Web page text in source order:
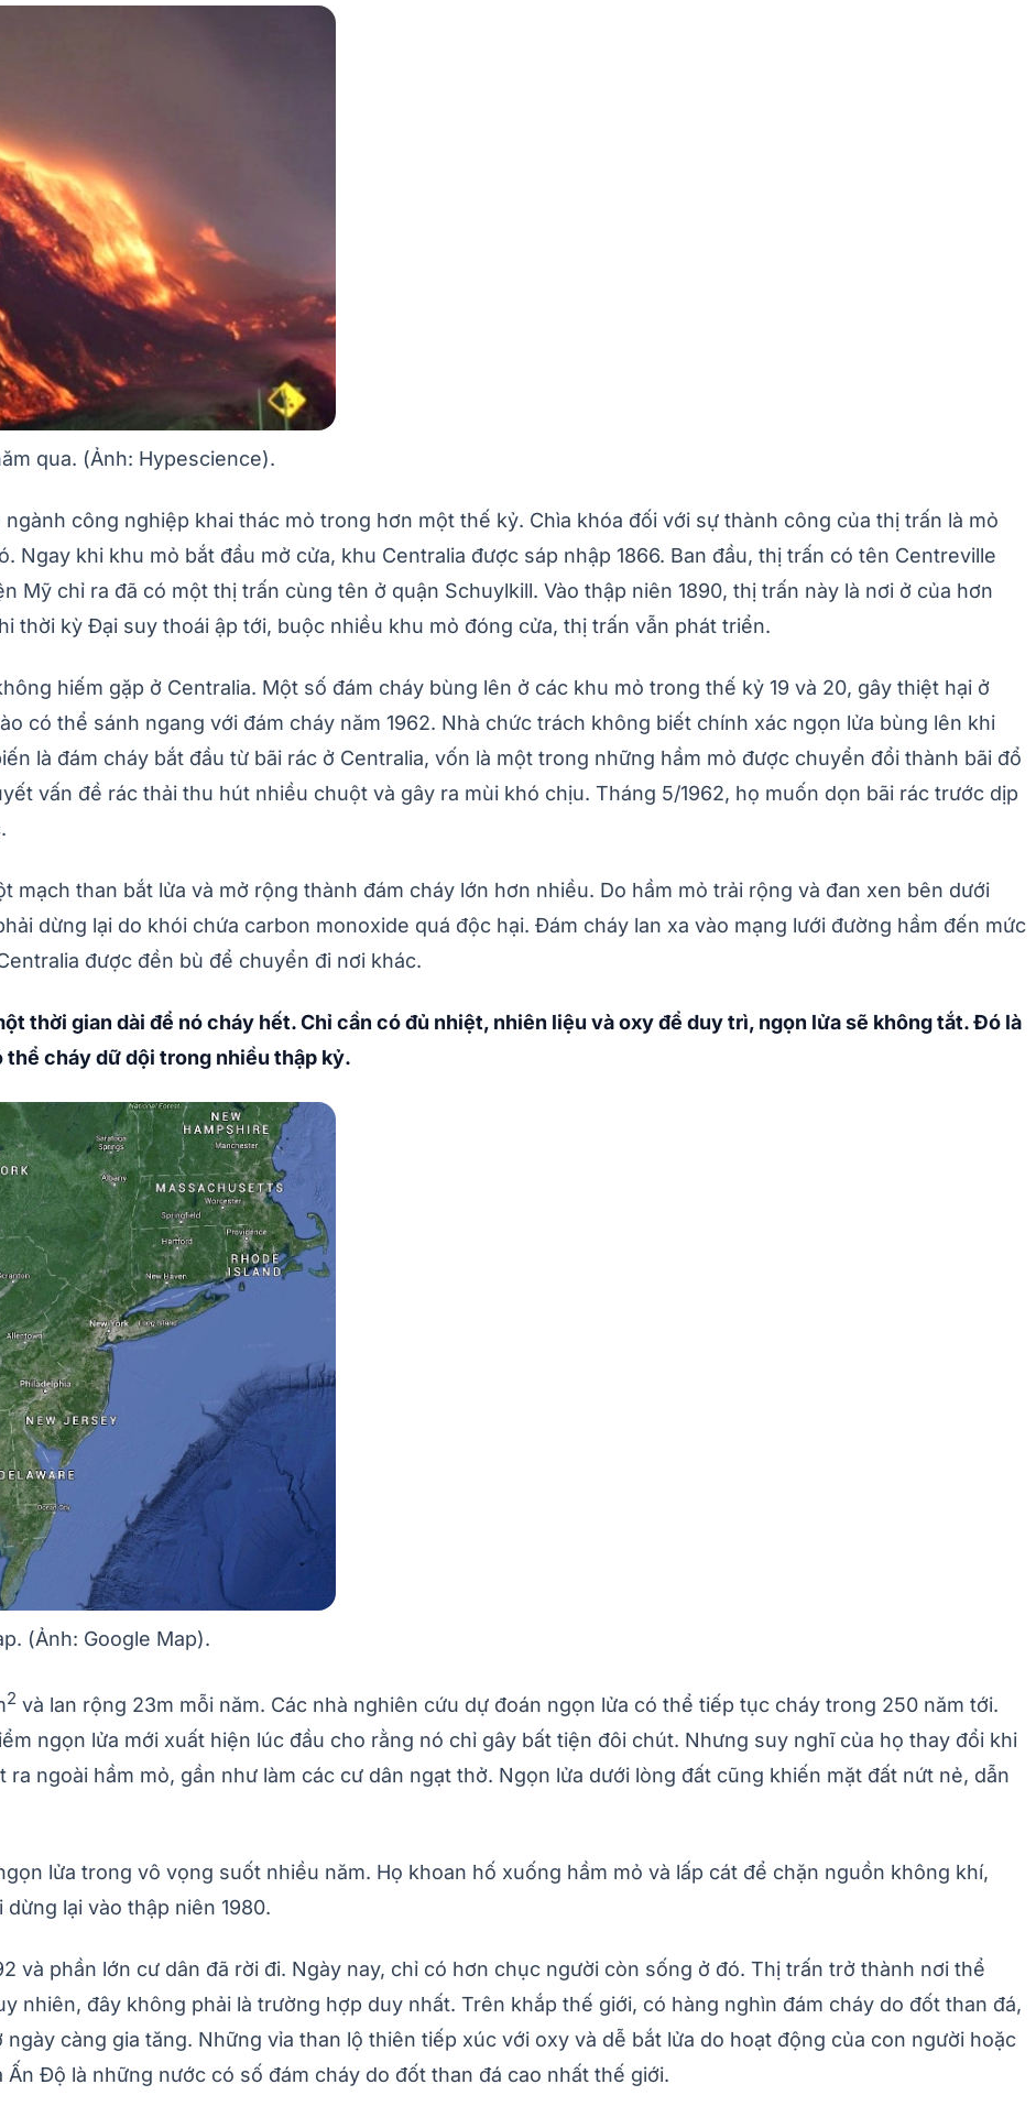
qua. (Ảnh: Hypescience).
công nghiệp khai thác mỏ trong hơn một thế kỷ. Chìa khóa đối với sự thành công của thị trấn là mỏ
Ngay khi khu mỏ bắt đầu mở cửa, khu Centralia được sáp nhập 1866. Ban đầu, thị trấn có tên Centreville
Mỹ chỉ ra đã có một thị trấn cùng tên ở quận Schuylkill. Vào thập niên 1890, thị trấn này là nơi ở của hơn
thời kỳ Đại suy thoái ập tới, buộc nhiều khu mỏ đóng cửa, thị trấn vẫn phát triển.
hiếm gặp ở Centralia. Một số đám cháy bùng lên ở các khu mỏ trong thế kỷ 19 và 20, gây thiệt hại ở
có thể sánh ngang với đám cháy năm 1962. Nhà chức trách không biết chính xác ngọn lửa bùng lên khi
là đám cháy bắt đầu từ bãi rác ở Centralia, vốn là một trong những hầm mỏ được chuyển đổi thành bãi đổ
vấn đề rác thải thu hút nhiều chuột và gây ra mùi khó chịu. Tháng 5/1962, họ muốn dọn bãi rác trước dịp
mạch than bắt lửa và mở rộng thành đám cháy lớn hơn nhiều. Do hầm mỏ trải rộng và đan xen bên dưới
dừng lại do khói chứa carbon monoxide quá độc hại. Đám cháy lan xa vào mạng lưới đường hầm đến mức
được đền bù để chuyển đi nơi khác.
thời gian dài để nó cháy hết. Chỉ cần có đủ nhiệt, nhiên liệu và oxy để duy trì, ngọn lửa sẽ không tắt. Đó là
thể cháy dữ dội trong nhiều thập kỷ.
(Ảnh: Google Map).
2 và lan rộng 23m mỗi năm. Các nhà nghiên cứu dự đoán ngọn lửa có thể tiếp tục cháy trong 250 năm tới.
ngọn lửa mới xuất hiện lúc đầu cho rằng nó chỉ gây bất tiện đôi chút. Nhưng suy nghĩ của họ thay đổi khi
ngoài hầm mỏ, gần như làm các cư dân ngạt thở. Ngọn lửa dưới lòng đất cũng khiến mặt đất nứt nẻ, dẫn
lửa trong vô vọng suốt nhiều năm. Họ khoan hố xuống hầm mỏ và lấp cát để chặn nguồn không khí,
lại vào thập niên 1980.
và phần lớn cư dân đã rời đi. Ngày nay, chỉ có hơn chục người còn sống ở đó. Thị trấn trở thành nơi thể
nhiên, đây không phải là trường hợp duy nhất. Trên khắp thế giới, có hàng nghìn đám cháy do đốt than đá,
càng gia tăng. Những vỉa than lộ thiên tiếp xúc với oxy và dễ bắt lửa do hoạt động của con người hoặc
Độ là những nước có số đám cháy do đốt than đá cao nhất thế giới.